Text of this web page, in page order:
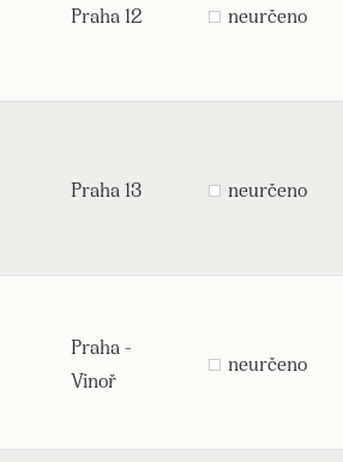
Praha 12 neurčeno
Praha 13 neurčeno
Praha -
Vinoř
neurčeno